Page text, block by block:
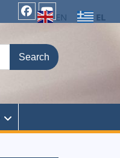
facebookYoutube
EN EL